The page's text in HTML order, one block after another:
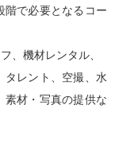
で必要となるコー
、機材レンタル、
レント、空撮、水
材・写真の提供な